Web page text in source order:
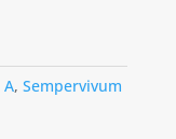
A, Sempervivum